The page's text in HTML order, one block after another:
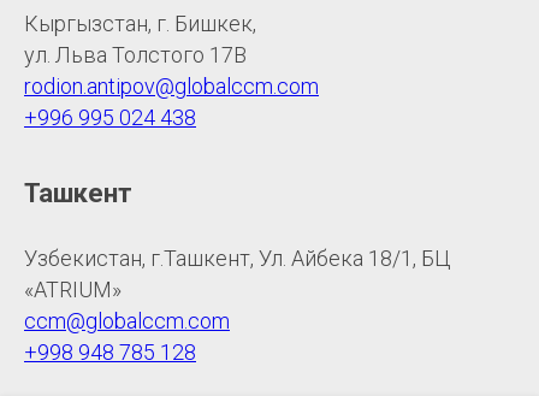
Кыргызстан, г. Бишкек,
ул. Льва Толстого 17В
rodion.antipov@globalccm.com
+996 995 024 438
Ташкент
Узбекистан, г.Ташкент, Ул. Айбека 18/1, БЦ
«ATRIUM»
ccm@globalccm.com
+998 948 785 128